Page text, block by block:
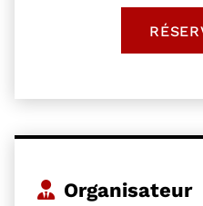
Organisateur